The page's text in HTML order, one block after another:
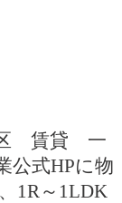
区 賃貸 一
公式HPに物
1R～1LDK